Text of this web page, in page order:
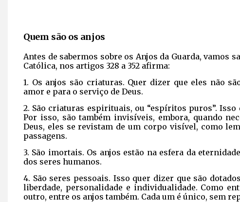
Quem são os anjos
Antes de sabermos sobre os Anjos da Guarda, vamos
Católica, nos artigos 328 a 352 afirma:
1. Os anjos são criaturas. Quer dizer que eles não
amor e para o serviço de Deus.
2. São criaturas espirituais, ou “espíritos puros”.
Por isso, são também invisíveis, embora, quando
Deus, eles se revistam de um corpo visível, como
passagens.
3. São imortais. Os anjos estão na esfera da
dos seres humanos.
4. São seres pessoais. Isso quer dizer que são
liberdade, personalidade e individualidade. Como
outro, entre os anjos também. Cada um é único, sem